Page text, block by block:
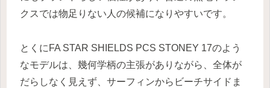
クスでは物足りない人の候補になりやすいです。
とくにFA STAR SHIELDS PCS STONEY 17のよう
なモデルは、幾何学柄の主張がありながら、全体が
だらしなく見えず、サーフィンからビーチサイドま